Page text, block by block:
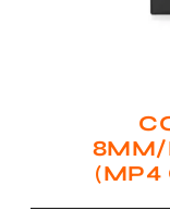
8MM/
(MP4